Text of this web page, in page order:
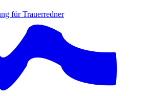
für Trauerredner